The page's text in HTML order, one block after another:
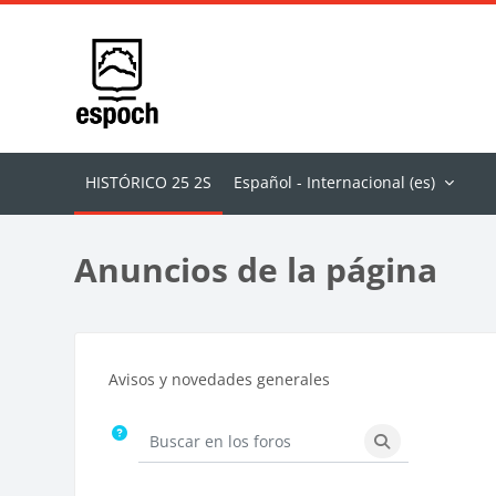
Español - Internacional ‎(es)‎
Anuncios de la página
Avisos y novedades generales
Buscar en los foros
Buscar en los